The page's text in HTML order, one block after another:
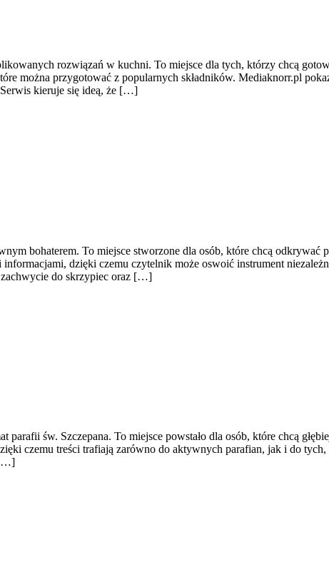
rozwiązań w kuchni. To miejsce dla tych, którzy chcą
można przygotować z popularnych składników. Mediaknorr.pl
kieruje się ideą, że […]
bohaterem. To miejsce stworzone dla osób, które chcą odkrywać
dzięki czemu czytelnik może oswoić instrument
zachwycie do skrzypiec oraz […]
św. Szczepana. To miejsce powstało dla osób, które chcą
czemu treści trafiają zarówno do aktywnych parafian, jak i do
[…]